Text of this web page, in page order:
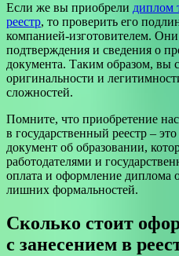
Если же вы приобрели диплом
реестр, то проверить его
компанией-изготовителем.
подтверждения и сведения о
документа. Таким образом, вы
оригинальности и
сложностей.
Помните, что приобретение
в государственный реестр –
документ об образовании,
работодателями и
оплата и оформление диплома
лишних формальностей.
Сколько стоит
с занесением в